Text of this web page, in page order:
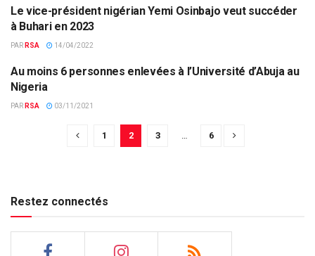
NIGÉRIA
Le vice-président nigérian Yemi Osinbajo veut succéder
à Buhari en 2023
PAR RSA 14/04/2022
NIGÉRIA
Au moins 6 personnes enlevées à l’Université d’Abuja au
Nigeria
PAR RSA 03/11/2021
1 2 3 6
Restez connectés